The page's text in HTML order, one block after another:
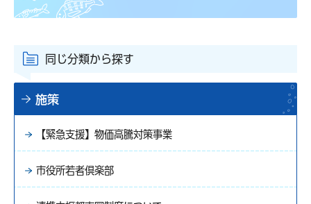
同じ分類から探す
施策
【緊急支援】物価高騰対策事業
市役所若者倶楽部